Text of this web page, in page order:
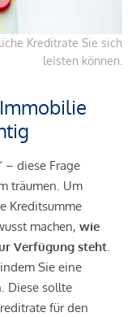
Kreditrate Sie sich
leisten können.
– diese Frage
träumen. Um
Kreditsumme
machen, wie
Verfügung steht.
Sie eine
Diese sollte
für den